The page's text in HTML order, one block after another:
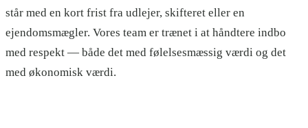
står med en kort frist fra udlejer, skifteret eller en
ejendomsmægler. Vores team er trænet i at håndtere indbo
med respekt — både det med følelsesmæssig værdi og det
med økonomisk værdi.